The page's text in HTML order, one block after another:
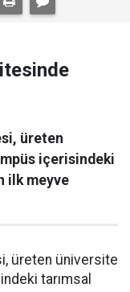
üreten
içerisindeki
ilk meyve
üreten üniversite
tarımsal